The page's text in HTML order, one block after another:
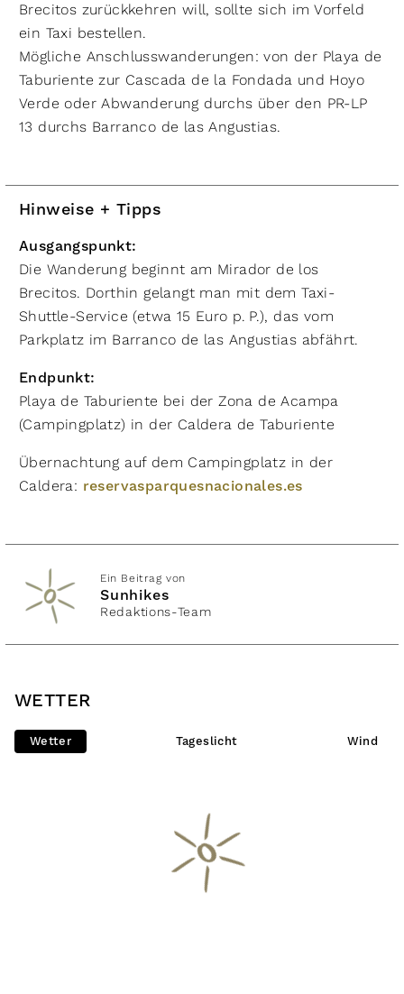
Brecitos zurückkehren will, sollte sich im Vorfeld
ein Taxi bestellen.
Mögliche Anschlusswanderungen: von der Playa de
Taburiente zur Cascada de la Fondada und Hoyo
Verde oder Abwanderung durchs über den PR-LP
13 durchs Barranco de las Angustias.
Hinweise + Tipps
Ausgangspunkt:
Die Wanderung beginnt am Mirador de los
Brecitos. Dorthin gelangt man mit dem Taxi-
Shuttle-Service (etwa 15 Euro p. P.), das vom
Parkplatz im Barranco de las Angustias abfährt.
Endpunkt:
Playa de Taburiente bei der Zona de Acampa
(Campingplatz) in der Caldera de Taburiente
Übernachtung auf dem Campingplatz in der
Caldera: reservasparquesnacionales.es
Ein Beitrag von
Sunhikes
Redaktions-Team
WETTER
Wetter Tageslicht Wind